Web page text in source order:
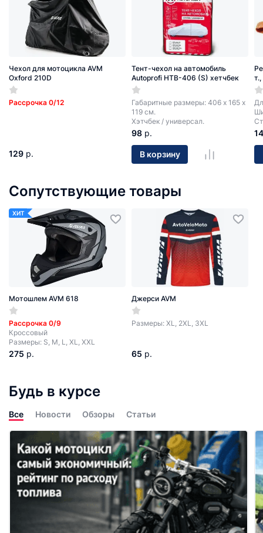
Чехол для мотоцикла AVM
Oxford 210D
Рассрочка 0/12
129 р.
Тент-чехол на автомобиль
Autoprofi HTB-406 (S) хетчбек
Габаритные размеры: 406 х 165 х
119 см.
Хэтчбек / универсал.
98 р.
В корзину
14
Сопутствующие товары
ХИТ
Мотошлем AVM 618
Рассрочка 0/9
Кроссовый
Размеры: S, M, L, XL, XXL
275 р.
Джерси AVM
Размеры: XL, 2XL, 3XL
65 р.
Будь в курсе
Все Новости Обзоры Статьи